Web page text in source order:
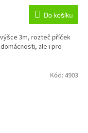
Do košíku
3m, rozteč příček
ale i pro
Kód: 4903